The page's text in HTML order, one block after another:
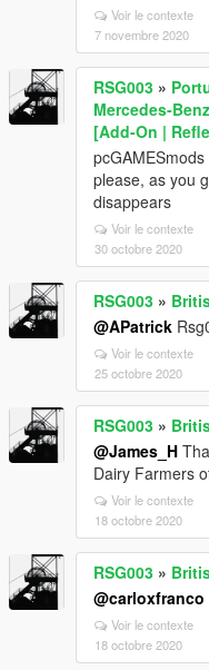
Voir le contexte
7 novembre 2020
RSG003 »
Mercedes-
[Add-On |
please, as you
disappears
Voir le contexte
30 octobre 2020
RSG003 »
@APatrick
Voir le contexte
25 octobre 2020
RSG003 »
@James_H
Dairy Farmers
Voir le contexte
18 octobre 2020
RSG003 »
@carloxfranco
Voir le contexte
18 octobre 2020